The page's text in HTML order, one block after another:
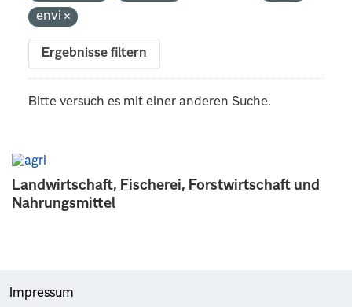
Landwirtschaft, Fischerei, Forstwirtschaft und
Nahrungsmittel
envi
Ergebnisse filtern
Bitte versuch es mit einer anderen Suche.
Impressum